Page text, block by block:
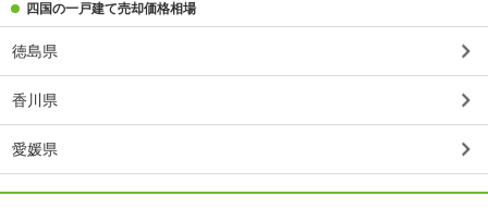
四国の一戸建て売却価格相場
徳島県
香川県
愛媛県